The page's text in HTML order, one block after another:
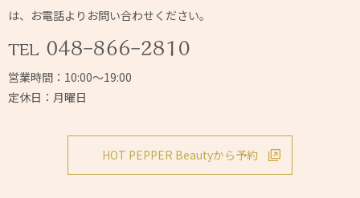
は、 お電話よりお問い合わせください。
営業時間：10:00～19:00
定休日：月曜日
HOT PEPPER Beautyから予約